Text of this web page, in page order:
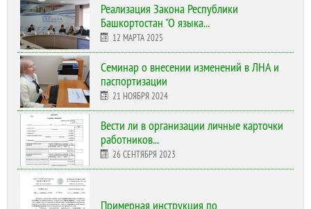
Реализация Закона Республики
Башкортостан "О языка...
12 МАРТА 2025
Cеминар о внесении изменений в ЛНА и
паспортизации
21 НОЯБРЯ 2024
Вести ли в организации личные карточки
работников...
26 СЕНТЯБРЯ 2023
Примерная инструкция по